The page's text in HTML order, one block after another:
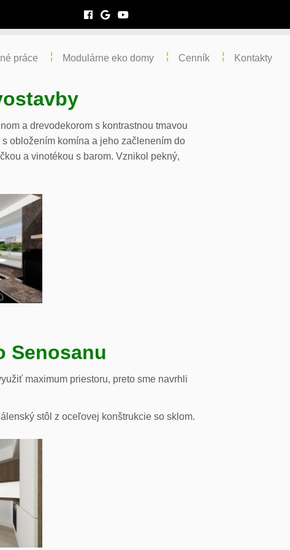
práce Modulárne eko domy Cenník Kontakty
a drevodekorom s kontrastnou tmavou
obložením komína a jeho začlenením do
a vinotékou s barom. Vznikol pekný,
Senosanu
maximum priestoru, preto sme navrhli
stôl z oceľovej konštrukcie so sklom.